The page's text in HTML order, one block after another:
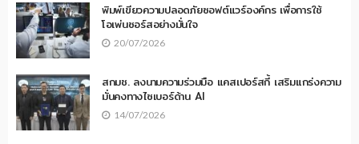
พิมพ์เขียวความปลอดภัยซอฟต์แวร์องค์กร เพื่อการใช้
โอเพ่นซอร์สอย่างมั่นใจ
20/07/2026
สกมช. ลงนามความร่วมมือ แคสเปอร์สกี้ เสริมแกร่งความ
มั่นคงทางไซเบอร์ด้าน AI
14/07/2026